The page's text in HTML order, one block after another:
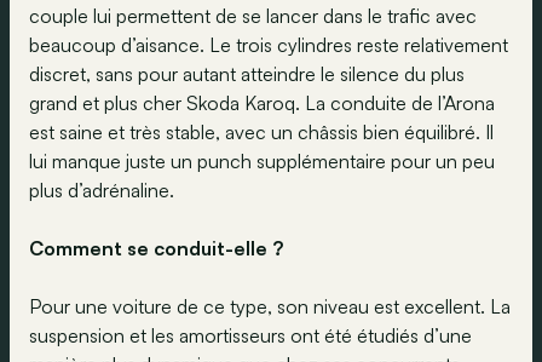
couple lui permettent de se lancer dans le trafic avec
beaucoup d’aisance. Le trois cylindres reste relativement
discret, sans pour autant atteindre le silence du plus
grand et plus cher Skoda Karoq. La conduite de l’Arona
est saine et très stable, avec un châssis bien équilibré. Il
lui manque juste un punch supplémentaire pour un peu
plus d’adrénaline.
Comment se conduit-elle ?
Pour une voiture de ce type, son niveau est excellent. La
suspension et les amortisseurs ont été étudiés d’une